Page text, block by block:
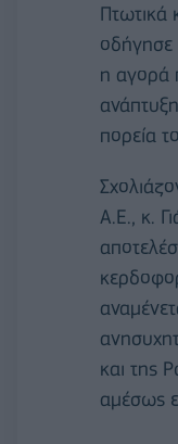
Πτωτικά
οδήγησε
η αγορά
πορεία
Α.Ε., κ.
και της
αμέσως